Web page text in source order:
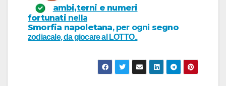
ambi,terni e numeri
fortunatinella
Smorfia napoletana, per ogni segno
zodiacale, da giocare al LOTTO..